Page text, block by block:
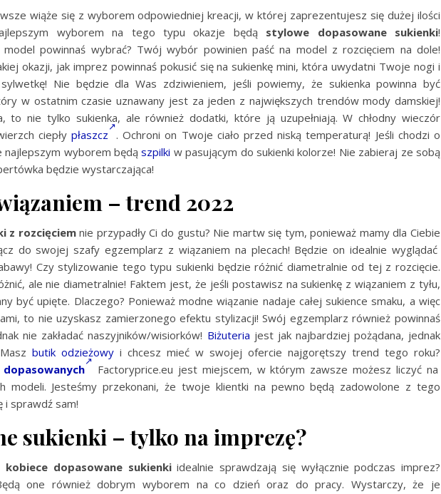
wiąże się z wyborem odpowiedniej kreacji, w której zaprezentujesz się dużej ilości
wyborem na tego typu okazje będą stylowe dopasowane sukienki!
model powinnaś wybrać? Twój wybór powinien paść na model z rozcięciem na dole!
okazji, jak imprez powinnaś pokusić się na sukienkę mini, która uwydatni Twoje nogi i
Nie będzie dla Was zdziwieniem, jeśli powiemy, że sukienka powinna być
w ostatnim czasie uznawany jest za jeden z największych trendów mody damskiej!
to nie tylko sukienka, ale również dodatki, które ją uzupełniają. W chłodny wieczór
ciepły płaszcz
. Ochroni on Twoje ciało przed niską temperaturą! Jeśli chodzi o
najlepszym wyborem będąszpilki w pasującym do sukienki kolorze! Nie zabieraj ze sobą
będzie wystarczająca!
– trend 2022
z rozcięciemnie przypadły Ci do gustu? Nie martw się tym, ponieważ mamy dla Ciebie
do swojej szafy egzemplarz z wiązaniem na plecach! Będzie on idealnie wyglądać
Czy stylizowanie tego typu sukienki będzie różnić diametralnie od tej z rozcięcie.
ale nie diametralnie! Faktem jest, że jeśli postawisz na sukienkę z wiązaniem z tyłu,
być upięte. Dlaczego? Ponieważ modne wiązanie nadaje całej sukience smaku, a więc
to nie uzyskasz zamierzonego efektu stylizacji! Swój egzemplarz również powinnaś
nie zakładać naszyjników/wisiorków! Biżuteria jest jak najbardziej pożądana, jednak
butik odzieżowy i chcesz mieć w swojej ofercie najgorętszy trend tego roku?
Factoryprice.eu jest miejscem, w którym zawsze możesz liczyć na
modeli. Jesteśmy przekonani, że twoje klientki na pewno będą zadowolone z tego
sprawdź sam!
sukienki – tylko na imprezę?
kobiece dopasowane sukienkiidealnie sprawdzają się wyłącznie podczas imprez?
one również dobrym wyborem na co dzień oraz do pracy. Wystarczy, że je